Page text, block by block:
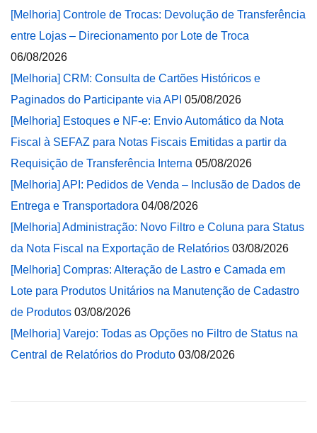
[Melhoria] Controle de Trocas: Devolução de Transferência
entre Lojas – Direcionamento por Lote de Troca
06/08/2026
[Melhoria] CRM: Consulta de Cartões Históricos e
Paginados do Participante via API 05/08/2026
[Melhoria] Estoques e NF-e: Envio Automático da Nota
Fiscal à SEFAZ para Notas Fiscais Emitidas a partir da
Requisição de Transferência Interna 05/08/2026
[Melhoria] API: Pedidos de Venda – Inclusão de Dados de
Entrega e Transportadora 04/08/2026
[Melhoria] Administração: Novo Filtro e Coluna para Status
da Nota Fiscal na Exportação de Relatórios 03/08/2026
[Melhoria] Compras: Alteração de Lastro e Camada em
Lote para Produtos Unitários na Manutenção de Cadastro
de Produtos 03/08/2026
[Melhoria] Varejo: Todas as Opções no Filtro de Status na
Central de Relatórios do Produto 03/08/2026